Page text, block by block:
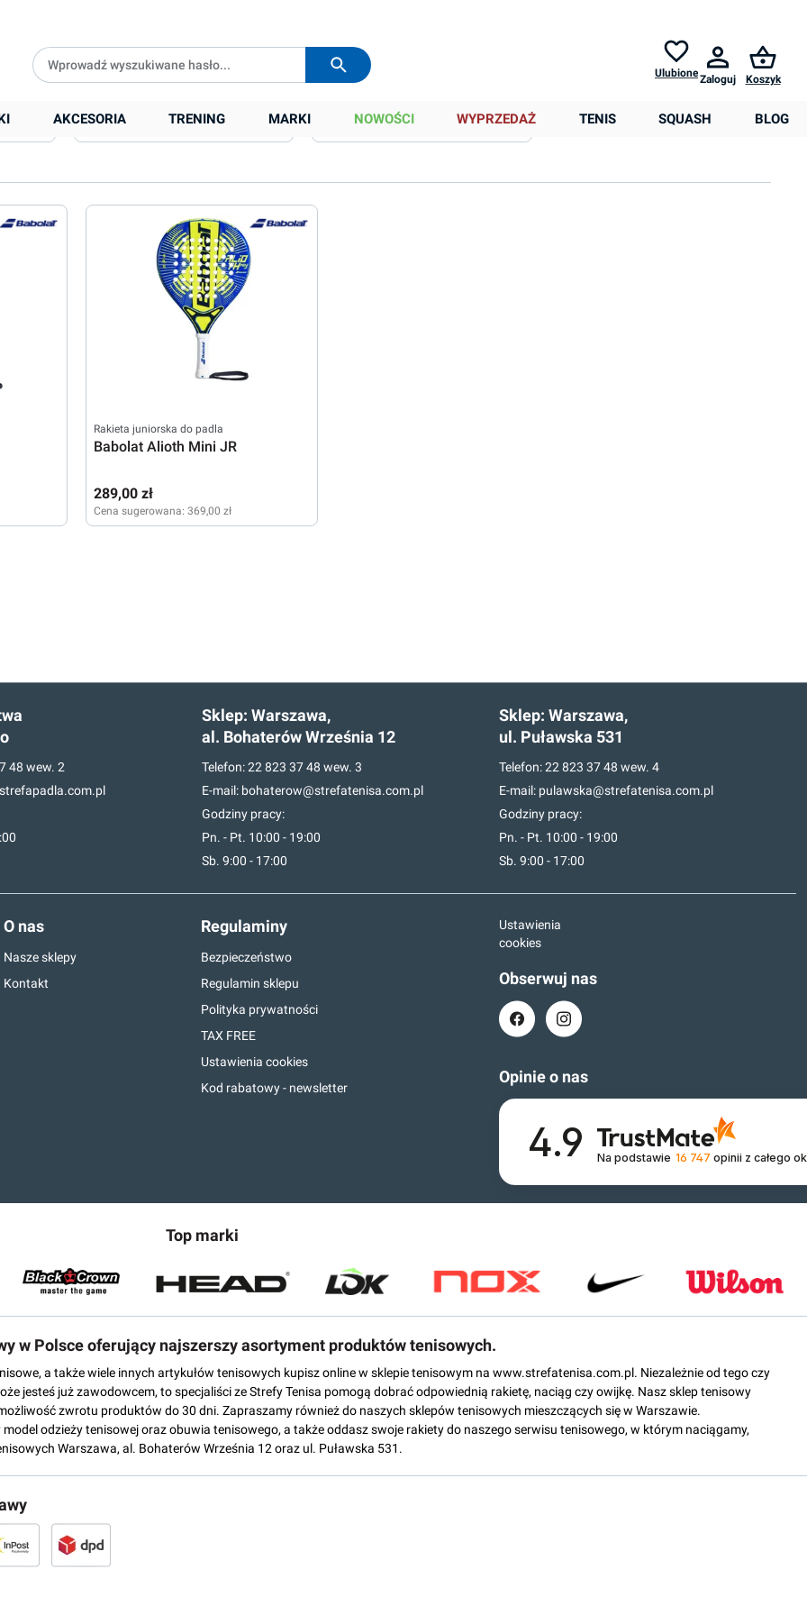
UlubioneZaloguj Koszyk
AKCESORIA TRENING MARKI NOWOŚCI WYPRZEDAŻ TENIS SQUASH BLOG
Więcej filtrów Sortowanie
Długość (mm)
Rakieta juniorska do padla
Babolat Alioth Mini JR
289,00 zł
Cena sugerowana: 369,00 zł
48 wew. 2
Sklep: Warszawa,
al. Bohaterów Września 12
Telefon:22 823 37 48 wew. 3
E-mail: bohaterow@strefatenisa.com.pl
Godziny pracy:
Pn. - Pt. 10:00 - 19:00
Sb. 9:00 - 17:00
Sklep: Warszawa,
ul. Puławska 531
Telefon:22 823 37 48 wew. 4
E-mail: pulawska@strefatenisa.com.pl
Godziny pracy:
Pn. - Pt. 10:00 - 19:00
Sb. 9:00 - 17:00
O nas
Nasze sklepy
Kontakt
Regulaminy
Bezpieczeństwo
Regulamin sklepu
Polityka prywatności
TAX FREE
Ustawienia cookies
Kod rabatowy - newsletter
Ustawienia
cookies
Obserwuj nas
Opinie o nas
4.9 Na podstawie 16 747 opinii z całego
Top marki
w Polsce oferujący najszerszy asortyment produktów tenisowych.
a także wiele innych artykułów tenisowych kupisz online w sklepie tenisowym na www.strefatenisa.com.pl. Niezależnie od tego czy
jesteś już zawodowcem, to specjaliści ze Strefy Tenisa pomogą dobrać odpowiednią rakietę, naciąg czy owijkę. Nasz sklep tenisowy
zwrotu produktów do 30 dni. Zapraszamy również do naszych sklepów tenisowych mieszczących się w Warszawie.
odzieży tenisowej oraz obuwia tenisowego, a także oddasz swoje rakiety do naszego serwisu tenisowego, w którym naciągamy,
Warszawa, al. Bohaterów Września 12 oraz ul. Puławska 531.